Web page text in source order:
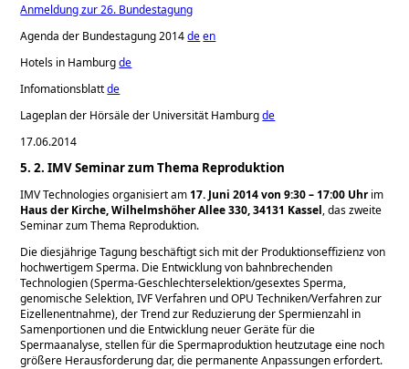
Anmeldung zur 26. Bundestagung
Agenda der Bundestagung 2014deen
Hotels in Hamburgde
Infomationsblattde
Lageplan der Hörsäle der Universität Hamburgde
17.06.2014
5. 2. IMV Seminar zum Thema Reproduktion
IMV Technologies organisiert am17. Juni 2014 von 9:30 – 17:00 Uhrim
Haus der Kirche, Wilhelmshöher Allee 330, 34131 Kassel, das zweite
Seminar zum Thema Reproduktion.
Die diesjährige Tagung beschäftigt sich mit der Produktionseffizienz von
hochwertigem Sperma. Die Entwicklung von bahnbrechenden
Technologien (Sperma-Geschlechterselektion/gesextes Sperma,
genomische Selektion, IVF Verfahren und OPU Techniken/Verfahren zur
Eizellenentnahme), der Trend zur Reduzierung der Spermienzahl in
Samenportionen und die Entwicklung neuer Geräte für die
Spermaanalyse, stellen für die Spermaproduktion heutzutage eine noch
größere Herausforderung dar, die permanente Anpassungen erfordert.